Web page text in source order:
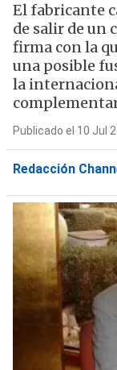
El fabricante
de salir de un
firma con la
una posible
la
Publicado el 10 Jul
Redacción